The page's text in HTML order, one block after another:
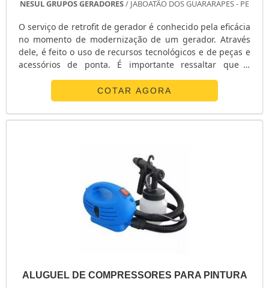
NESUL GRUPOS GERADORES/ JABOATÃO DOS GUARARAPES - PE
O serviço de retrofit de gerador é conhecido pela eficácia
no momento de modernização de um gerador. Através
dele, é feito o uso de recursos tecnológicos e de peças e
acessórios de ponta. É importante ressaltar que o
antigo fique tão versátil e propício às tarefas quanto um
novo. Por conta desse fator, é primordial que a técnica
seja efetuada por técnicos especialistas, que possuem
COTAR AGORA
ALUGUEL DE COMPRESSORES PARA PINTURA